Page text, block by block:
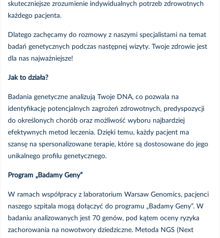
Badania laboratoryjne
Badania USG i USG Doppler
Badania RTG
Badania tomografii komputerowej (badanie TK)
Badania czynnościowe układu oddechowego
Badania cystoskopowe
Badania endoskopowe
Echo serca
skuteczniejsze zrozumienie indywidualnych potrzeb zdrowotnych
każdego pacjenta.
Dlatego zachęcamy do rozmowy z naszymi specjalistami na temat
badań genetycznych podczas następnej wizyty. Twoje zdrowie jest
dla nas najważniejsze!
Jak to działa?
Badania genetyczne analizują Twoje DNA, co pozwala na
identyfikację potencjalnych zagrożeń zdrowotnych, predyspozycji
do określonych chorób oraz możliwość wyboru najbardziej
efektywnych metod leczenia. Dzięki temu, każdy pacjent ma
szansę na spersonalizowane terapie, które są dostosowane do jego
unikalnego profilu genetycznego.
Program „Badamy Geny”
W ramach współpracy z laboratorium Warsaw Genomics, pacjenci
naszego szpitala mogą dołączyć do programu „Badamy Geny”. W
badaniu analizowanych jest 70 genów, pod kątem oceny ryzyka
zachorowania na nowotwory dziedziczne. Metoda NGS (Next